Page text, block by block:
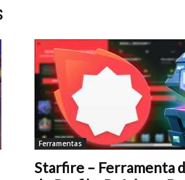
Ferramentas
Starfire – Ferramenta